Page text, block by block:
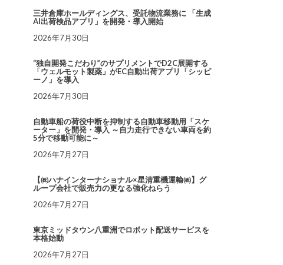
三井倉庫ホールディングス、受託物流業務に 「生成
AI出荷検品アプリ」を開発・導入開始
2026年7月30日
“独自開発こだわり”のサプリメントでD2C展開する
「ウェルモット製薬」がEC自動出荷アプリ「シッピ
ーノ」を導入
2026年7月30日
自動車船の荷役中断を抑制する自動車移動用「スケ
ーター」を開発・導入 ～自力走行できない車両を約
5分で移動可能に～
2026年7月27日
【㈱ハナインターナショナル×星清重機運輸㈱】グ
ループ会社で販売力の更なる強化ねらう
2026年7月27日
東京ミッドタウン八重洲でロボット配送サービスを
本格始動
2026年7月27日